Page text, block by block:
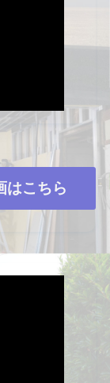
はこちら